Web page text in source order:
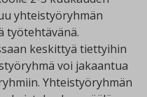
yhteistyöryhmän
työtehtävänä.
keskittyä tiettyihin
voi jakaantua
Yhteistyöryhmän